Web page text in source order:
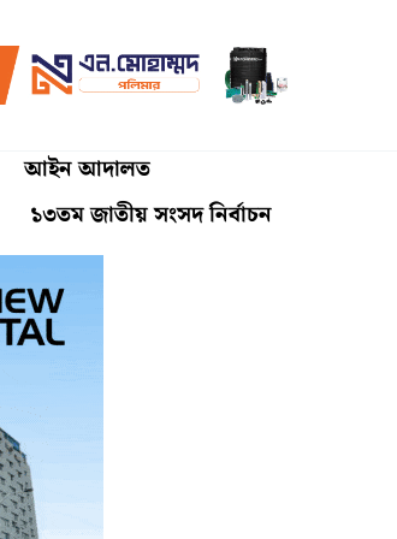
আইন আদালত
১৩তম জাতীয় সংসদ নির্বাচন